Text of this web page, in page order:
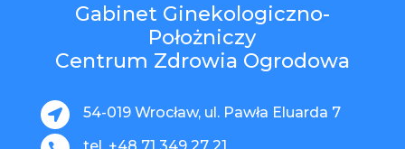
Gabinet Ginekologiczno-
Położniczy
Centrum Zdrowia Ogrodowa
 54-019 Wrocław, ul. Pawła Eluarda 7